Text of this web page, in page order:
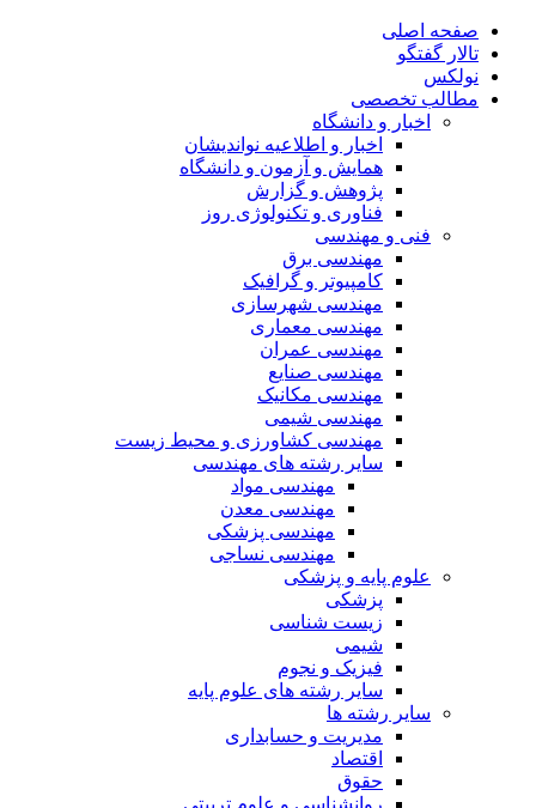
صفحه اصلی
تالار گفتگو
نولکس
مطالب تخصصی
اخبار و دانشگاه
اخبار و اطلاعیه نواندیشان
همایش و آزمون و دانشگاه
پژوهش و گزارش
فناوری و تکنولوژی روز
فنی و مهندسی
مهندسی برق
کامپیوتر و گرافیک
مهندسی شهرسازی
مهندسی معماری
مهندسی عمران
مهندسی صنایع
مهندسی مکانیک
مهندسی شیمی
مهندسی کشاورزی و محیط زیست
سایر رشته های مهندسی
مهندسی مواد
مهندسی معدن
مهندسی پزشکی
مهندسی نساجی
علوم پایه و پزشکی
پزشکی
زیست شناسی
شیمی
فیزیک و نجوم
سایر رشته های علوم پایه
سایر رشته ها
مدیریت و حسابداری
اقتصاد
حقوق
روانشناسی و علوم تربیتی